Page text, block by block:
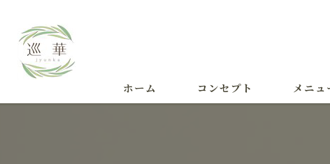
ホーム コンセプト メニュ